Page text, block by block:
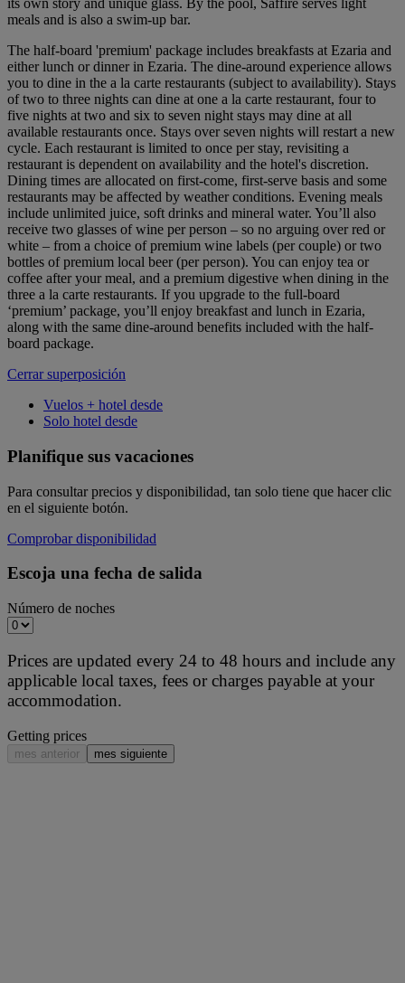
its own story and unique glass. By the pool, Saffire serves light
meals and is also a swim-up bar.
The half-board 'premium' package includes breakfasts at Ezaria and
either lunch or dinner in Ezaria. The dine-around experience allows
you to dine in the a la carte restaurants (subject to availability). Stays
of two to three nights can dine at one a la carte restaurant, four to
five nights at two and six to seven night stays may dine at all
available restaurants once. Stays over seven nights will restart a new
cycle. Each restaurant is limited to once per stay, revisiting a
restaurant is dependent on availability and the hotel's discretion.
Dining times are allocated on first-come, first-serve basis and some
restaurants may be affected by weather conditions. Evening meals
include unlimited juice, soft drinks and mineral water. You’ll also
receive two glasses of wine per person – so no arguing over red or
white – from a choice of premium wine labels (per couple) or two
bottles of premium local beer (per person). You can enjoy tea or
coffee after your meal, and a premium digestive when dining in the
three a la carte restaurants. If you upgrade to the full-board
‘premium’ package, you’ll enjoy breakfast and lunch in Ezaria,
along with the same dine-around benefits included with the half-
board package.
Cerrar superposición
Vuelos + hotel desde
Solo hotel desde
Planifique sus vacaciones
Para consultar precios y disponibilidad, tan solo tiene que hacer clic
en el siguiente botón.
Comprobar disponibilidad
Escoja una fecha de salida
Número de noches
Prices are updated every 24 to 48 hours and include any
applicable local taxes, fees or charges payable at your
accommodation.
Getting prices
mes anterior mes siguiente